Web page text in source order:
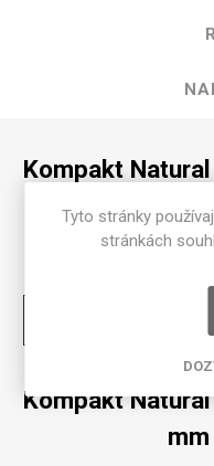
Kompakt
Dostupné tloušťky v
Kompakt
Tyto stránky
stránkách